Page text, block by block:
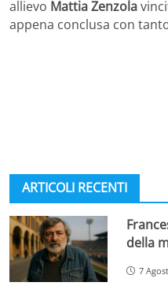
allievo Mattia Zenzola
appena conclusa con
ARTICOLI RECENTI
della
7